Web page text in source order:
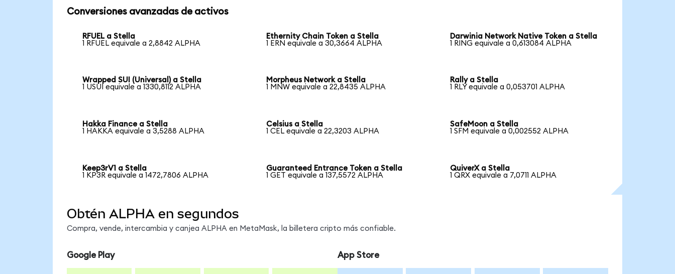
Conversiones avanzadas de activos
RFUEL a Stella
1 RFUEL equivale a 2,8842 ALPHA
Ethernity Chain Token a Stella
1 ERN equivale a 30,3664 ALPHA
Darwinia Network Native Token a Stella
1 RING equivale a 0,613084 ALPHA
Wrapped SUI (Universal) a Stella
1 USUI equivale a 1330,8112 ALPHA
Morpheus Network a Stella
1 MNW equivale a 22,8435 ALPHA
Rally a Stella
1 RLY equivale a 0,053701 ALPHA
Hakka Finance a Stella
1 HAKKA equivale a 3,5288 ALPHA
Celsius a Stella
1 CEL equivale a 22,3203 ALPHA
SafeMoon a Stella
1 SFM equivale a 0,002552 ALPHA
Keep3rV1 a Stella
1 KP3R equivale a 1472,7806 ALPHA
Guaranteed Entrance Token a Stella
1 GET equivale a 137,5572 ALPHA
QuiverX a Stella
1 QRX equivale a 7,0711 ALPHA
Obtén ALPHA en segundos
Compra, vende, intercambia y canjea ALPHA en MetaMask, la billetera cripto más confiable.
Google Play App Store